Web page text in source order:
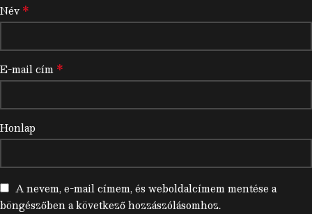
Név *
E-mail cím *
Honlap
A nevem, e-mail címem, és weboldalcímem mentése a
böngészőben a következő hozzászólásomhoz.